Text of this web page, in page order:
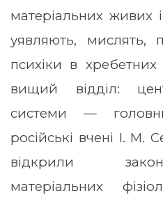
матеріальних живих
уявляють, мислять,
психіки в
вищий відділ:
системи —
російські вчені І. М.
відкрили
матеріальних